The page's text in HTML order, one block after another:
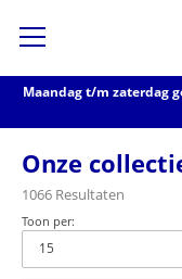
Maandag t/m zaterdag
Onze
1066 Resultaten
Toon per: